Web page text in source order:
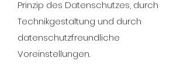
Prinzip des Datenschutzes, durch
Technikgestaltung und durch
datenschutzfreundliche
Voreinstellungen.